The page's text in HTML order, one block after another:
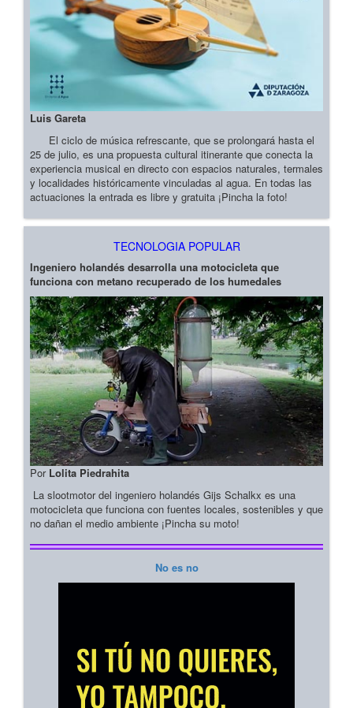
Luis Gareta
El ciclo de música refrescante, que se prolongará hasta el
25 de julio, es una propuesta cultural itinerante que conecta la
experiencia musical en directo con espacios naturales, termales
y localidades históricamente vinculadas al agua. En todas las
actuaciones la entrada es libre y gratuita ¡Pincha la foto!
TECNOLOGIA POPULAR
Ingeniero holandés desarrolla una motocicleta que
funciona con metano recuperado de los humedales
Por Lolita Piedrahita
La slootmotor del ingeniero holandés Gijs Schalkx es una
motocicleta que funciona con fuentes locales, sostenibles y que
no dañan el medio ambiente ¡Pincha su moto!
No es no